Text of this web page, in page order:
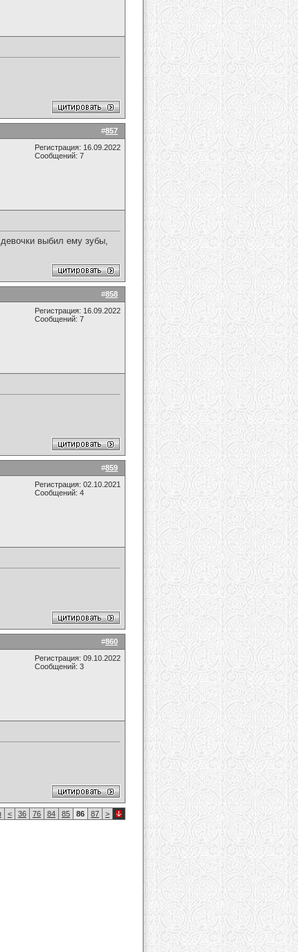
#857
Регистрация: 16.09.2022
Сообщений: 7
выбил ему зубы,
#858
Регистрация: 16.09.2022
Сообщений: 7
#859
Регистрация: 02.10.2021
Сообщений: 4
#860
Регистрация: 09.10.2022
Сообщений: 3
< 36 76 84 85 86 87 >